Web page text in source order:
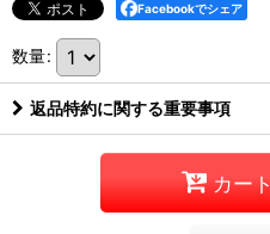
Facebookでシェア
数量:
返品特約に関する重要事項
カー